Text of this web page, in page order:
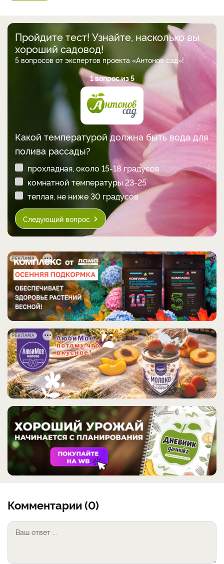
Пройдите тест! Узнайте, насколько вы
хороший садовод!
5 вопросов от экспертов проекта «Антонов сад»!
1 вопрос из 5
Какой температурой должна быть вода для
полива рассады?
прохладная, около 15-18 градусов
комнатной температуры 23-25
теплая, не ниже 30 градусов
Следующий вопрос
РЕКЛАМА
РЕКЛАМА
Комментарии (0)